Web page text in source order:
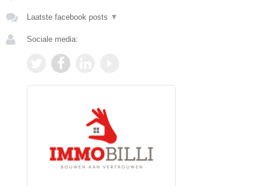
Laatste facebook posts ▼
Sociale media: